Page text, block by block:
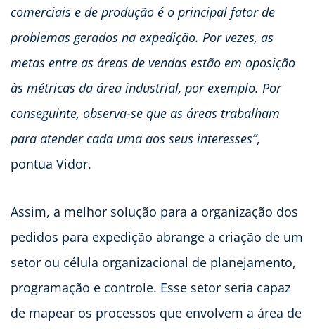
comerciais e de produção é o principal fator de
problemas gerados na expedição. Por vezes, as
metas entre as áreas de vendas estão em oposição
às métricas da área industrial, por exemplo. Por
conseguinte, observa-se que as áreas trabalham
para atender cada uma aos seus interesses”,
pontua Vidor.
Assim, a melhor solução para a organização dos
pedidos para expedição abrange a criação de um
setor ou célula organizacional de planejamento,
programação e controle. Esse setor seria capaz
de mapear os processos que envolvem a área de